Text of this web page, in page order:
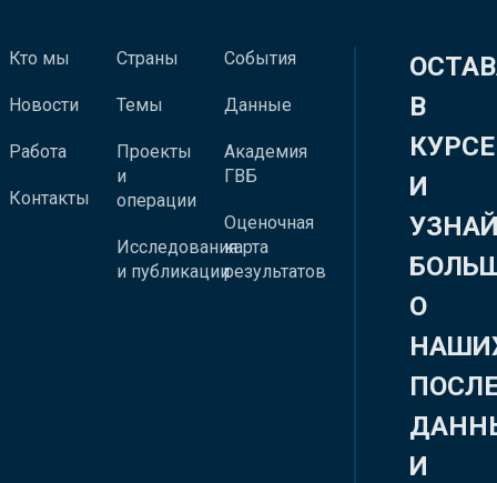
Кто мы
Новости
Работа
Контакты
Страны
Темы
Проекты
и
операции
Исследования
и публикации
События
Данные
Академия
ГВБ
Оценочная
карта
результатов
В
КУРСЕ
И
О
И